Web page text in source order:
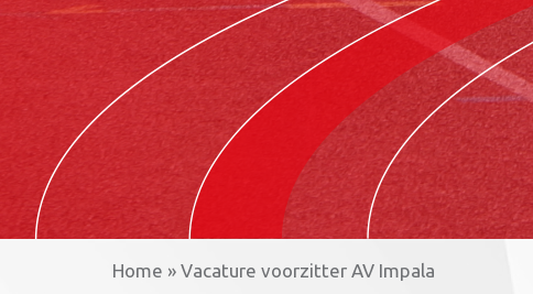
Home » Vacature voorzitter AV Impala